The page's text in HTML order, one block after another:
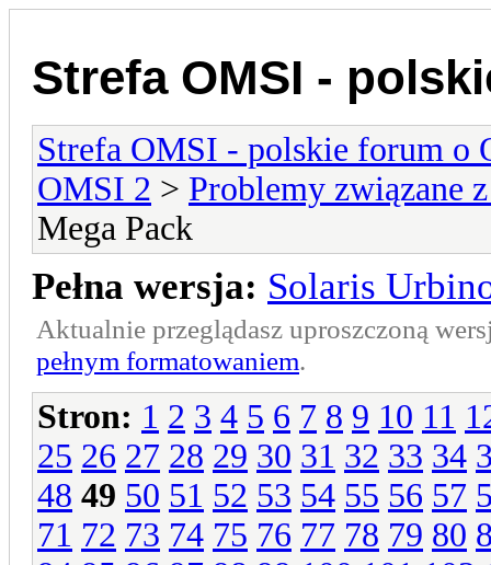
Strefa OMSI -
Strefa OMSI - polskie forum o
OMSI 2 > Problemy związane
Mega Pack
Pełna wersja: Solaris
Aktualnie przeglądasz uproszczoną
pełnym formatowaniem.
Stron: 1 2 3 4 5 6 7 8 9 10 11
25 26 27 28 29 30 31 32 33 34
48 49 50 51 52 53 54 55 56 57
71 72 73 74 75 76 77 78 79 80